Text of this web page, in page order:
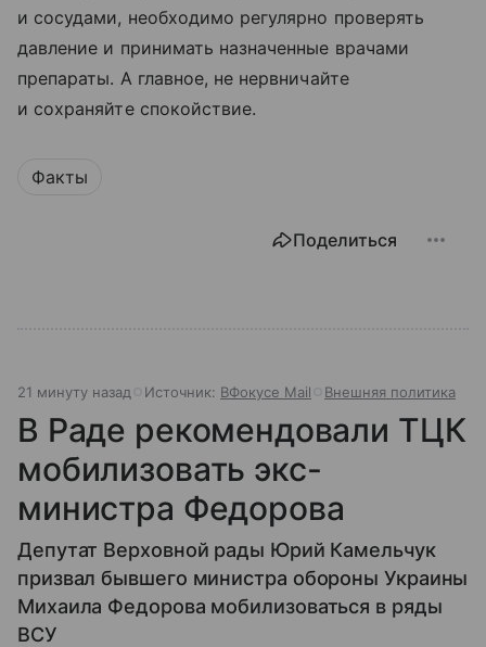
и сосудами, необходимо регулярно проверять
давление и принимать назначенные врачами
препараты. А главное, не нервничайте
и сохраняйте спокойствие.
Факты
Поделиться
21 минуту назад Источник: ВФокусе Mail Внешняя политика
В Раде рекомендовали ТЦК
мобилизовать экс-
министра Федорова
Депутат Верховной рады Юрий Камельчук
призвал бывшего министра обороны Украины
Михаила Федорова мобилизоваться в ряды
ВСУ